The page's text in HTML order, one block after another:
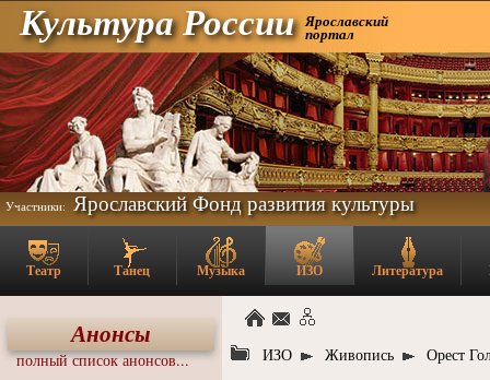
Культура России Ярославский
портал
Участники: Ярославский Фонд развития культуры
Театр Танец Музыка ИЗО Литература
Анонсы
полный список анонсов... ИЗО Живопись Орест